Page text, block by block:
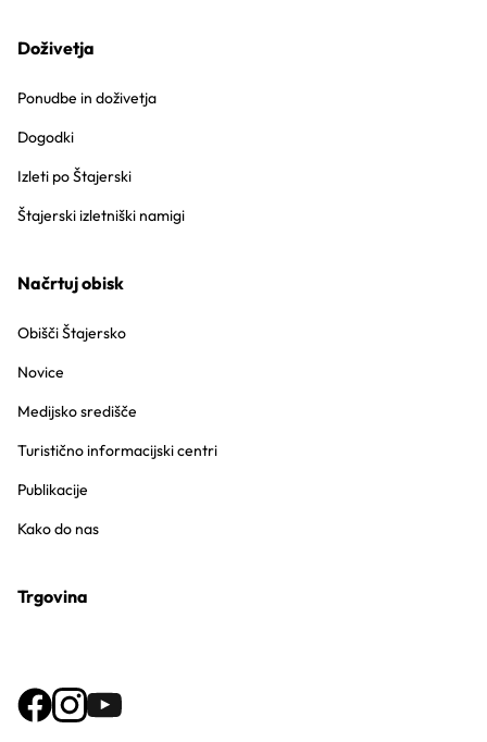
Doživetja
Ponudbe in doživetja
Dogodki
Izleti po Štajerski
Štajerski izletniški namigi
Načrtuj obisk
Obišči Štajersko
Novice
Medijsko središče
Turistično informacijski centri
Publikacije
Kako do nas
Trgovina